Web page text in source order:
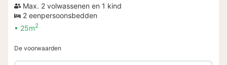
Max. 2 volwassenen en 1 kind
2 eenpersoonsbedden
25m2
De voorwaarden